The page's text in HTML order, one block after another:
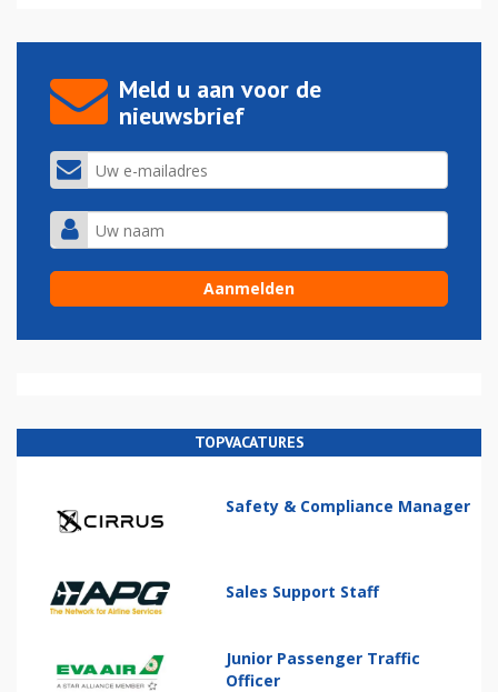
Meld u aan voor de
nieuwsbrief
TOPVACATURES
Safety & Compliance Manager
Sales Support Staff
Junior Passenger Traffic
Officer